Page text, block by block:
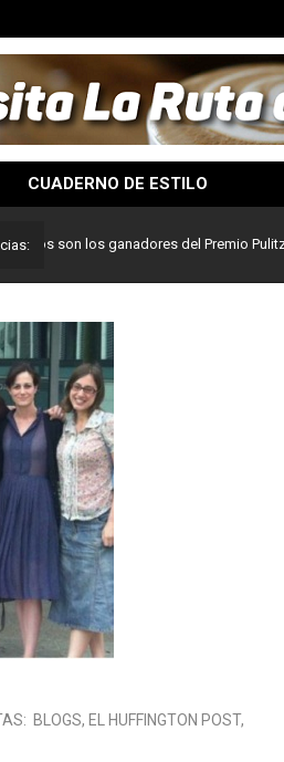
CUADERNO DE ESTILO
son los ganadores del Premio Pulitzer 2024
BLOGS, EL HUFFINGTON POST,